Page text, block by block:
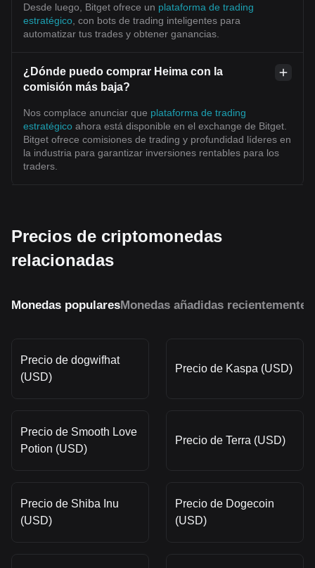
Desde luego, Bitget ofrece un plataforma de trading
estratégico , con bots de trading inteligentes para
automatizar tus trades y obtener ganancias.
¿Dónde puedo comprar Heima con la
comisión más baja?
Nos complace anunciar que plataforma de trading
estratégico ahora está disponible en el exchange de Bitget.
Bitget ofrece comisiones de trading y profundidad líderes en
la industria para garantizar inversiones rentables para los
traders.
Precios de criptomonedas
relacionadas
Monedas popularesMonedas añadidas recientemente
Precio de dogwifhat
(USD)
Precio de Kaspa (USD)
Precio de Smooth Love
Potion (USD)
Precio de Terra (USD)
Precio de Shiba Inu
(USD)
Precio de Dogecoin
(USD)